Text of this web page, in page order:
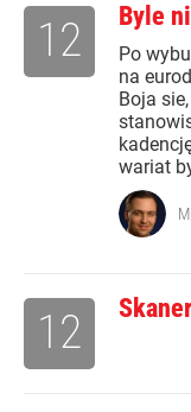
Byle
Po
na
Boja
wariat
12
Skaner
12